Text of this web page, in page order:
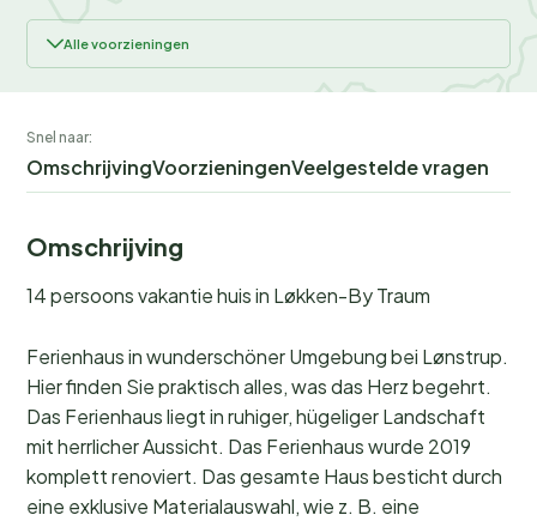
Alle voorzieningen
Snel naar:
OmschrijvingVoorzieningenVeelgestelde vragen
Omschrijving
14 persoons vakantie huis in Løkken-By Traum
Ferienhaus in wunderschöner Umgebung bei Lønstrup.
Hier finden Sie praktisch alles, was das Herz begehrt.
Das Ferienhaus liegt in ruhiger, hügeliger Landschaft
mit herrlicher Aussicht. Das Ferienhaus wurde 2019
komplett renoviert. Das gesamte Haus besticht durch
eine exklusive Materialauswahl, wie z. B. eine